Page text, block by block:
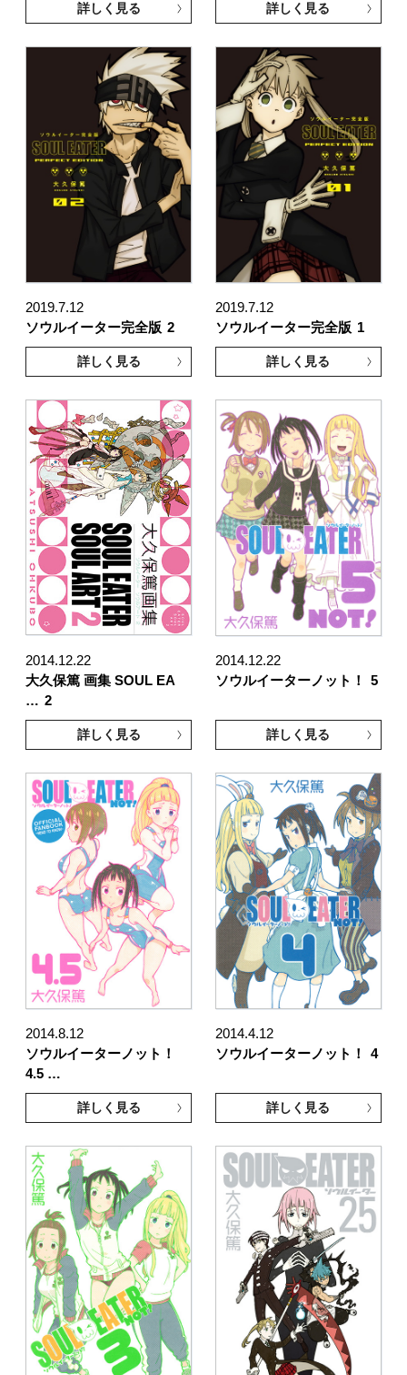
詳しく見る 詳しく見る
2019.7.12
ソウルイーター完全版 2
詳しく見る
2019.7.12
ソウルイーター完全版 1
詳しく見る
2014.12.22
大久保篤 画集 SOUL EA
… 2
詳しく見る
2014.12.22
ソウルイーターノット！
5
詳しく見る
2014.8.12
ソウルイーターノット！
4.5 …
詳しく見る
2014.4.12
ソウルイーターノット！
4
詳しく見る